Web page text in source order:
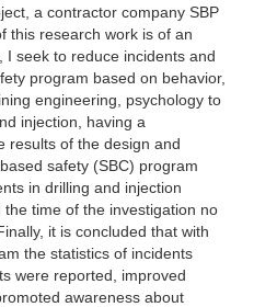
a contractor company SBP
this research work is of an
I seek to reduce incidents and
program based on behavior,
engineering, psychology to
injection, having a
results of the design and
safety (SBC) program
in drilling and injection
time of the investigation no
it is concluded that with
the statistics of incidents
were reported, improved
awareness about